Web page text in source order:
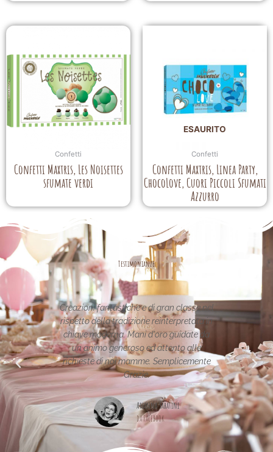
Confetti
Confetti Maxtris, Les Noisettes
sfumate verdi
ESAURITO
Confetti
Confetti Maxtris, Linea Party,
ChocoLove, Cuori Piccoli Sfumati
Azzurro
Testimonianze
e di gran classe nel
tradizione reinterpretata in
Mani d'oro guidate da
generoso ed attento alle
noi mamme. Semplicemente
Grazie.
Arianna Sabatini
da Facebook
Le creazioni sono
uniche..raffinate
per la vostra pagina,piena di
Maria Teresa Masela
da Facebook